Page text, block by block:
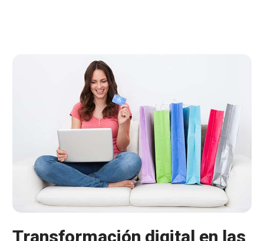
Transformación digital en las